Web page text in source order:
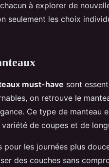
à explorer de
seulement les choix
must-have sont
on retrouve le
Ce type de manteau
de coupes et de
les journées plus
des couches sans